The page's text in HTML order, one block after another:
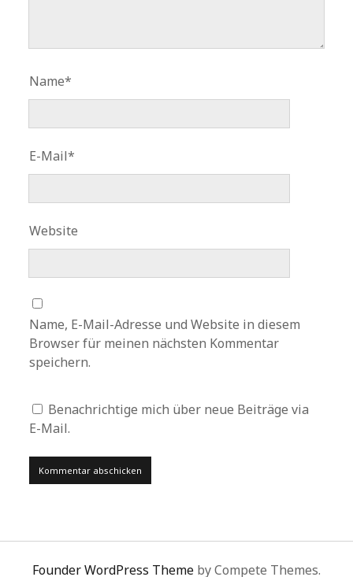
Name*
E-Mail*
Website
Name, E-Mail-Adresse und Website in diesem
Browser für meinen nächsten Kommentar
speichern.
Benachrichtige mich über neue Beiträge via
E-Mail.
Founder WordPress Theme by Compete Themes.